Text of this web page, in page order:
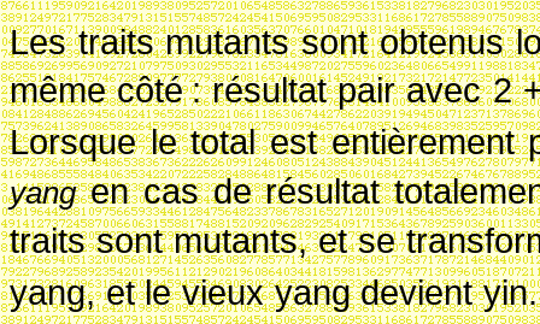
Les traits mutants sont obtenus
même côté : résultat pair avec2
Lorsque le total est
yangen cas de résultat
traits sont mutants, et se
yang, et le vieux yang devient